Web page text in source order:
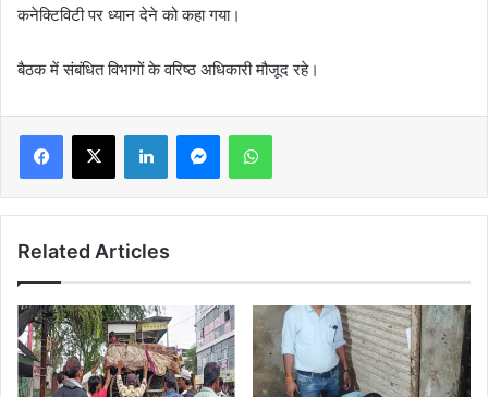
कनेक्टिविटी पर ध्यान देने को कहा गया।
बैठक में संबंधित विभागों के वरिष्ठ अधिकारी मौजूद रहे।
LinkedInMessengerWhatsApp
Related Articles